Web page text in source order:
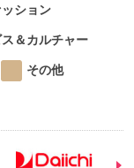
ション
＆カルチャー
その他